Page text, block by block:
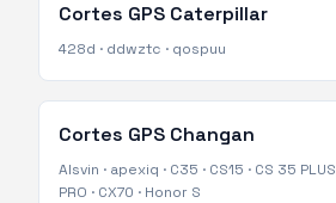
Cortes GPS Caterpillar
428d · ddwztc · qospuu
Cortes GPS Changan
Alsvin · apexiq · C35 · CS15 · CS 35 PLUS
PRO · CX70 · Honor S